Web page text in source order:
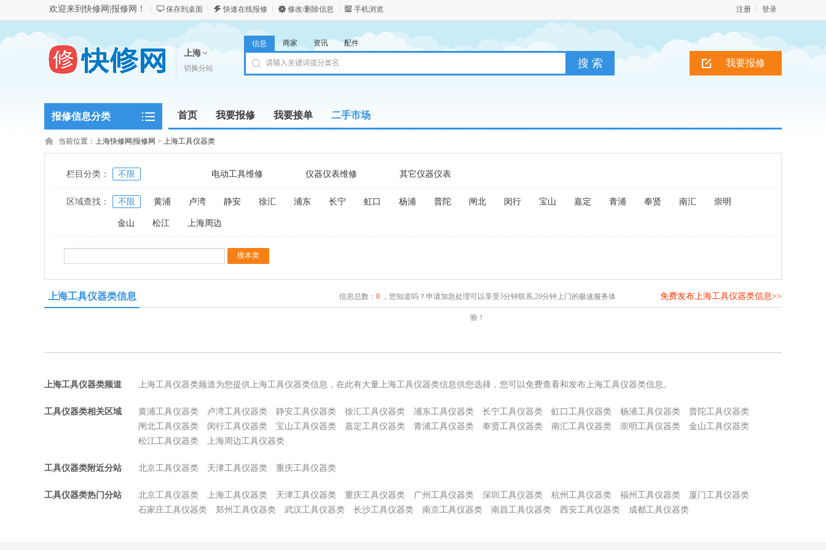
欢迎来到快修网|报修网！ 保存到桌面 快速在线报修 修改/删除信息 手机浏览 登录
注册
上海
切换分站 我要报修
信息 商家 资讯 配件
报修信息分类 首页 我要报修 我要接单 二手市场
当前位置： 上海快修网|报修网 > 上海工具仪器类
栏目分类： 不限 电动工具维修 仪器仪表维修 其它仪器仪表
区域查找： 不限 黄浦 卢湾 静安 徐汇 浦东 长宁 虹口 杨浦 普陀 闸北 闵行 宝山 嘉定 青浦 奉贤 南汇 崇明
金山 松江 上海周边
上海工具仪器类信息 信息总数： 0 ，您知道吗？申请加急处理可以享受3分钟联系,20分钟上门的极速服务体
验！
免费发布上海工具仪器类信息>>
上海工具仪器类频道 上海工具仪器类频道为您提供上海工具仪器类信息，在此有大量上海工具仪器类信息供您选择，您可以免费查看和发布上海工具仪器类信息。
工具仪器类相关区域 黄浦工具仪器类 卢湾工具仪器类 静安工具仪器类 徐汇工具仪器类 浦东工具仪器类 长宁工具仪器类 虹口工具仪器类 杨浦工具仪器类
普陀工具仪器类
闸北工具仪器类
闵行工具仪器类 宝山工具仪器类 嘉定工具仪器类 青浦工具仪器类 奉贤工具仪器类 南汇工具仪器类 崇明工具仪器类
金山工具仪器类
松江工具仪器类
上海周边工具仪器类
工具仪器类附近分站 北京工具仪器类 天津工具仪器类 重庆工具仪器类
工具仪器类热门分站 北京工具仪器类 上海工具仪器类 天津工具仪器类 重庆工具仪器类 广州工具仪器类 深圳工具仪器类 杭州工具仪器类 福州工具仪器类
厦门工具仪器类
石家庄工具仪器类
郑州工具仪器类 武汉工具仪器类 长沙工具仪器类 南京工具仪器类 南昌工具仪器类 西安工具仪器类 成都工具仪器类